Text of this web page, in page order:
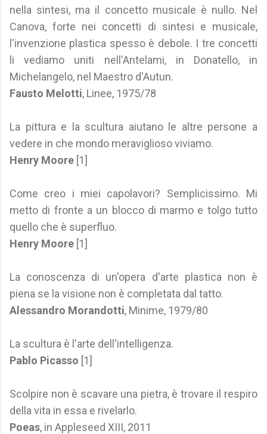
nella sintesi, ma il concetto musicale è nullo. Nel
Canova, forte nei concetti di sintesi e musicale,
l'invenzione plastica spesso è debole. I tre concetti
li vediamo uniti nell'Antelami, in Donatello, in
Michelangelo, nel Maestro d'Autun.
Fausto Melotti, Linee, 1975/78
La pittura e la scultura aiutano le altre persone a
vedere in che mondo meraviglioso viviamo.
Henry Moore [1]
Come creo i miei capolavori? Semplicissimo. Mi
metto di fronte a un blocco di marmo e tolgo tutto
quello che è superfluo.
Henry Moore [1]
La conoscenza di un'opera d'arte plastica non è
piena se la visione non è completata dal tatto.
Alessandro Morandotti, Minime, 1979/80
La scultura è l'arte dell'intelligenza.
Pablo Picasso [1]
Scolpire non è scavare una pietra, è trovare il respiro
della vita in essa e rivelarlo.
Poeas, in Appleseed XIII, 2011